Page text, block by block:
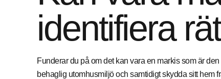
identifiera
Funderar du på om det kan vara en markis som är
behaglig utomhusmiljö och samtidigt skydda sitt hem